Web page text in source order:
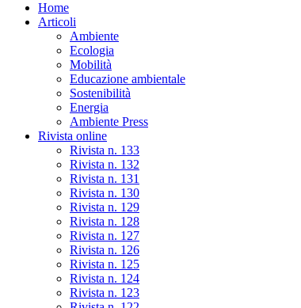
Home
Articoli
Ambiente
Ecologia
Mobilità
Educazione ambientale
Sostenibilità
Energia
Ambiente Press
Rivista online
Rivista n. 133
Rivista n. 132
Rivista n. 131
Rivista n. 130
Rivista n. 129
Rivista n. 128
Rivista n. 127
Rivista n. 126
Rivista n. 125
Rivista n. 124
Rivista n. 123